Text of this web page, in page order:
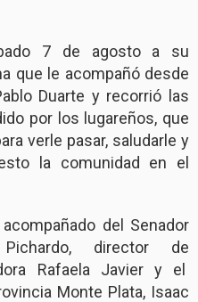
7 de agosto a su
que le acompañó desde
Duarte y recorrió las
por los lugareños, que
verle pasar, saludarle y
la comunidad en el
del Senador
director de
Rafaela Javier y el
Monte Plata, Isaac